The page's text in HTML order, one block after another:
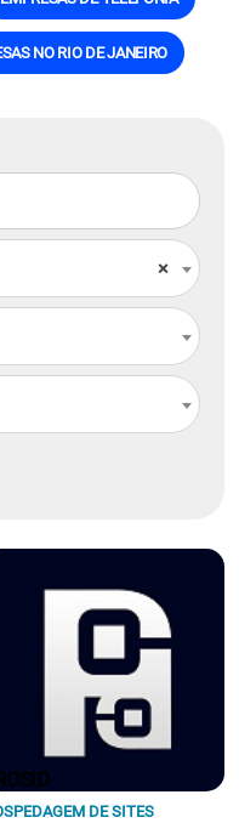
NO RIO DE JANEIRO
×
DE SITES